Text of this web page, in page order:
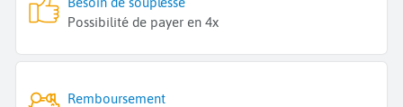
Possibilité de payer en 4x
Remboursement